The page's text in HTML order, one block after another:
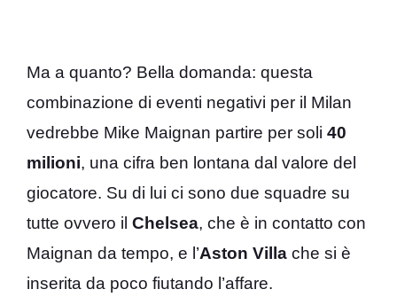
Ma a quanto? Bella domanda: questa
combinazione di eventi negativi per il Milan
vedrebbe Mike Maignan partire per soli 40
milioni, una cifra ben lontana dal valore del
giocatore. Su di lui ci sono due squadre su
tutte ovvero il Chelsea, che è in contatto con
Maignan da tempo, e l’Aston Villa che si è
inserita da poco fiutando l’affare.